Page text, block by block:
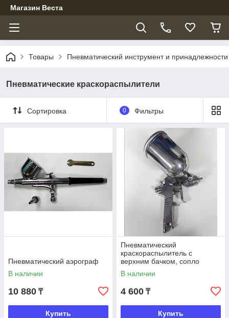
Магазин Веста
Товары Пневматический инструмент и принадлежности
Пневматические краскораспылители
Сортировка 0 Фильтры
Пневматический аэрограф
В наличии
10 880 ₸
Купить
Пневматический
краскораспылитель с
верхним бачком, сопло
1.8мм
В наличии
4 600 ₸
Купить